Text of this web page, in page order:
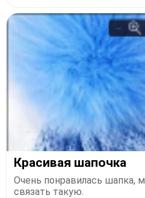
Красивая шапочка
Очень понравилась шапка,
связать такую.